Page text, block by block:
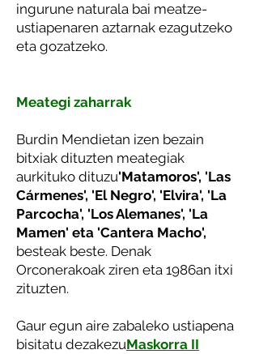
ingurune naturala bai meatze-
ustiapenaren aztarnak ezagutzeko
eta gozatzeko.
Meategi zaharrak
Burdin Mendietan izen bezain
bitxiak dituzten meategiak
aurkituko dituzu'Matamoros', 'Las
Cármenes', 'El Negro', 'Elvira', 'La
Parcocha', 'Los Alemanes', 'La
Mamen' eta 'Cantera Macho',
besteak beste. Denak
Orconerakoak ziren eta 1986an itxi
zituzten.
Gaur egun aire zabaleko ustiapena
bisitatu dezakezuMaskorra II